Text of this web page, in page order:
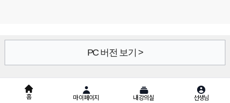
홈 마이페이지 내강의실 선생님
PC 버전 보기 >